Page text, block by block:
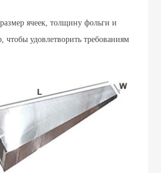
ячеек, толщину фольги и
чтобы удовлетворить требованиям